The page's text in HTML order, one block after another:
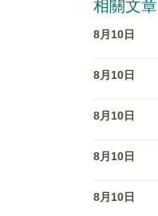
相關文章
8月10日
8月10日
8月10日
8月10日
8月10日